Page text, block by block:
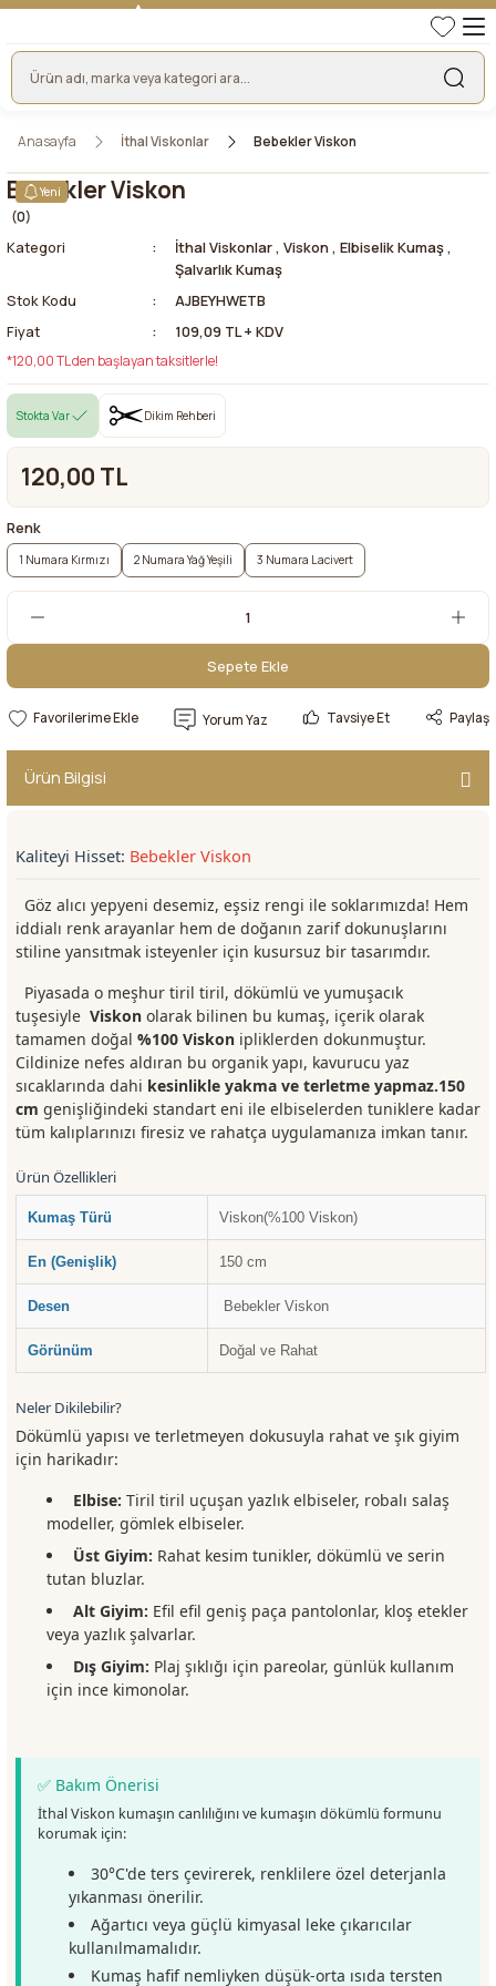
Anasayfa İthal Viskonlar Bebekler Viskon
Yeni
Bebekler Viskon
(0)
Kategori İthal Viskonlar, Viskon, Elbiselik Kumaş,
Şalvarlık Kumaş
Stok Kodu
AJBEYHWETB
Fiyat
109,09 TL + KDV
*120,00 TL den başlayan taksitlerle!
Stokta Var Dikim Rehberi
120,00 TL
Renk
1 Numara Kırmızı 2 Numara Yağ Yeşili 3 Numara Lacivert
Sepete Ekle
Sepete Ekle
Yorum Yaz Tavsiye Et Paylaş
Ürün Bilgisi
Kaliteyi Hisset: Bebekler Viskon
Göz alıcı yepyeni desemiz, eşsiz rengi ile soklarımızda! Hem
iddialı renk arayanlar hem de doğanın zarif dokunuşlarını
stiline yansıtmak isteyenler için kusursuz bir tasarımdır.
Piyasada o meşhur tiril tiril, dökümlü ve yumuşacık
tuşesiyle Viskon olarak bilinen bu kumaş, içerik olarak
tamamen doğal %100 Viskon ipliklerden dokunmuştur.
Cildinize nefes aldıran bu organik yapı, kavurucu yaz
sıcaklarında dahi kesinlikle yakma ve terletme yapmaz.150
cm genişliğindeki standart eni ile elbiselerden tuniklere kadar
tüm kalıplarınızı firesiz ve rahatça uygulamanıza imkan tanır.
Ürün Özellikleri
Kumaş Türü Viskon(%100 Viskon)
En (Genişlik) 150 cm
Desen Bebekler Viskon
Görünüm Doğal ve Rahat
Neler Dikilebilir?
Dökümlü yapısı ve terletmeyen dokusuyla rahat ve şık giyim
için harikadır:
Elbise: Tiril tiril uçuşan yazlık elbiseler, robalı salaş
modeller, gömlek elbiseler.
Üst Giyim: Rahat kesim tunikler, dökümlü ve serin
tutan bluzlar.
Alt Giyim: Efil efil geniş paça pantolonlar, kloş etekler
veya yazlık şalvarlar.
Dış Giyim: Plaj şıklığı için pareolar, günlük kullanım
için ince kimonolar.
✅ Bakım Önerisi
İthal Viskon kumaşın canlılığını ve kumaşın dökümlü formunu
korumak için:
30°C'de ters çevirerek, renklilere özel deterjanla
yıkanması önerilir.
Ağartıcı veya güçlü kimyasal leke çıkarıcılar
kullanılmamalıdır.
Kumaş hafif nemliyken düşük-orta ısıda tersten